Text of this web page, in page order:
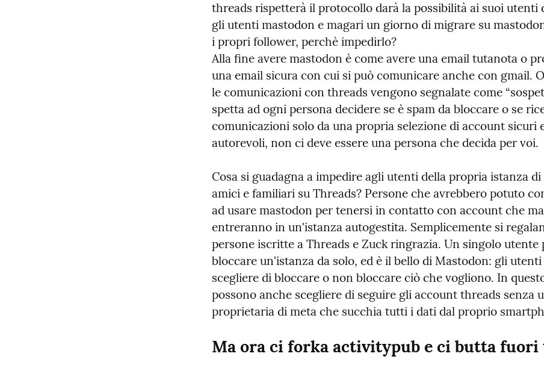
threads rispetterà il protocollo darà la possibilità ai suoi utenti
gli utenti mastodon e magari un giorno di migrare su
i propri follower, perchè impedirlo?
Alla fine avere mastodon è come avere una email tutanota o
una email sicura con cui si può comunicare anche con gmail.
le comunicazioni con threads vengono segnalate come
spetta ad ogni persona decidere se è spam da bloccare o se
comunicazioni solo da una propria selezione di account sicuri
autorevoli, non ci deve essere una persona che decida per voi.
Cosa si guadagna a impedire agli utenti della propria istanza di
amici e familiari su Threads? Persone che avrebbero potuto
ad usare mastodon per tenersi in contatto con account che
entreranno in un'istanza autogestita. Semplicemente si
persone iscritte a Threads e Zuck ringrazia. Un singolo utente
bloccare un'istanza da solo, ed è il bello di Mastodon: gli
scegliere di bloccare o non bloccare ciò che vogliono. In
possono anche scegliere di seguire gli account threads senza
proprietaria di meta che succhia tutti i dati dal proprio
Ma ora ci forka activitypub e ci butta